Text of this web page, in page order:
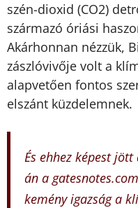
szén-dioxid (CO2)
származó óriási
Akárhonnan nézzük,
zászlóvivője volt a
alapvetően fontos
elszánt küzdelemnek.
És ehhez képest
án a
kemény igazság a